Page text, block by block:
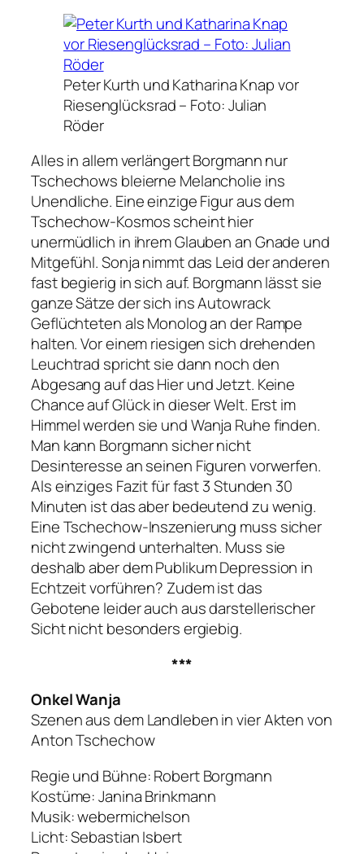
Peter Kurth und Katharina Knap vor
Riesenglücksrad – Foto: Julian
Röder
Alles in allem verlängert Borgmann nur
Tschechows bleierne Melancholie ins
Unendliche. Eine einzige Figur aus dem
Tschechow-Kosmos scheint hier
unermüdlich in ihrem Glauben an Gnade und
Mitgefühl. Sonja nimmt das Leid der anderen
fast begierig in sich auf. Borgmann lässt sie
ganze Sätze der sich ins Autowrack
Geflüchteten als Monolog an der Rampe
halten. Vor einem riesigen sich drehenden
Leuchtrad spricht sie dann noch den
Abgesang auf das Hier und Jetzt. Keine
Chance auf Glück in dieser Welt. Erst im
Himmel werden sie und Wanja Ruhe finden.
Man kann Borgmann sicher nicht
Desinteresse an seinen Figuren vorwerfen.
Als einziges Fazit für fast 3 Stunden 30
Minuten ist das aber bedeutend zu wenig.
Eine Tschechow-Inszenierung muss sicher
nicht zwingend unterhalten. Muss sie
deshalb aber dem Publikum Depression in
Echtzeit vorführen? Zudem ist das
Gebotene leider auch aus darstellerischer
Sicht nicht besonders ergiebig.
***
Onkel Wanja
Szenen aus dem Landleben in vier Akten von
Anton Tschechow
Regie und Bühne: Robert Borgmann
Kostüme: Janina Brinkmann
Musik: webermichelson
Licht: Sebastian Isbert